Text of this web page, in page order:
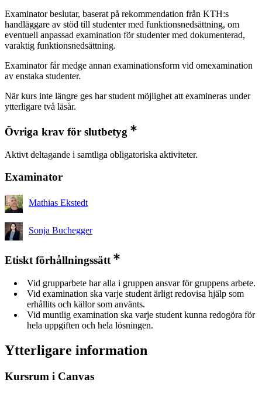
Examinator beslutar, baserat på rekommendation från KTH:s
handläggare av stöd till studenter med funktionsnedsättning, om
eventuell anpassad examination för studenter med dokumenterad,
varaktig funktionsnedsättning.
Examinator får medge annan examinationsform vid omexamination
av enstaka studenter.
När kurs inte längre ges har student möjlighet att examineras under
ytterligare två läsår.
Övriga krav för slutbetyg
Aktivt deltagande i samtliga obligatoriska aktiviteter.
Examinator
Mathias Ekstedt
Sonja Buchegger
Etiskt förhållningssätt
Vid grupparbete har alla i gruppen ansvar för gruppens arbete.
Vid examination ska varje student ärligt redovisa hjälp som
erhållits och källor som använts.
Vid muntlig examination ska varje student kunna redogöra för
hela uppgiften och hela lösningen.
Ytterligare information
Kursrum i Canvas